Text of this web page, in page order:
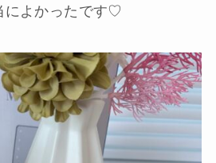
によかったです♡